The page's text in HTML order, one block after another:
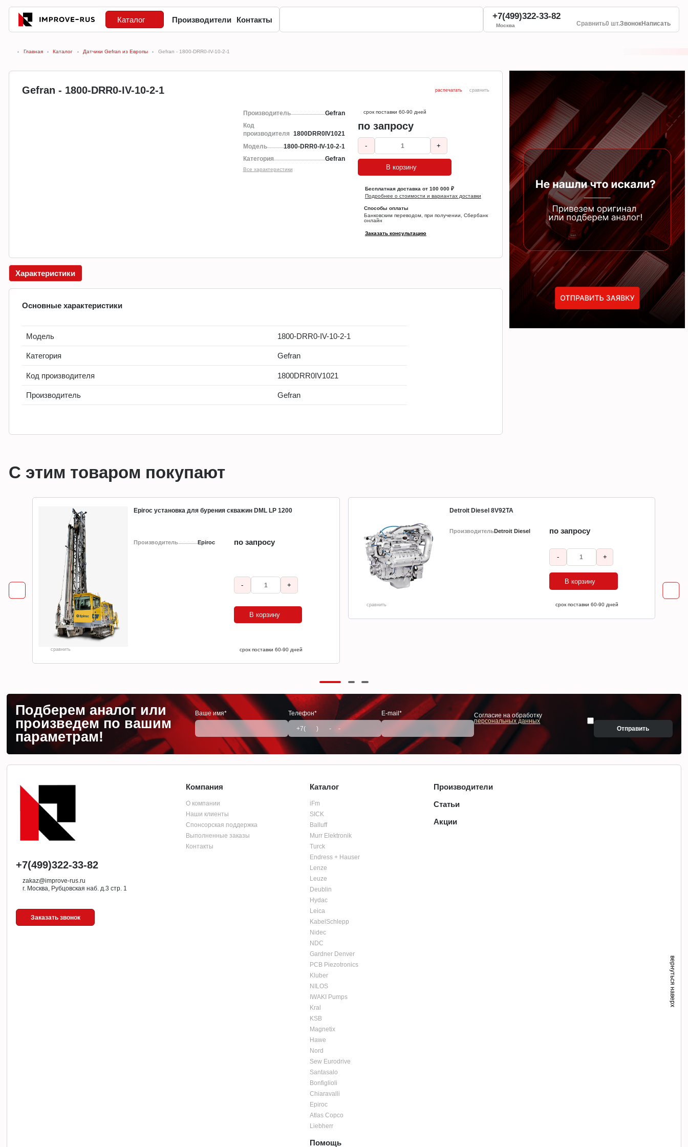
Каталог Производители Контакты +7(499)322-33-82
Москва Сравнить0 шт.ЗвонокНаписать
Главная Каталог Датчики Gefran из Европы Gefran - 1800-DRR0-IV-10-2-1
Gefran - 1800-DRR0-IV-10-2-1 распечатать сравнить
Производитель
Gefran
Код
производителя
1800DRR0IV1021
Модель
1800-DRR0-IV-10-2-1
Категория
Gefran
Все характеристики
срок поставки 60-90 дней
по запросу
- +
В корзину
Бесплатная доставка от 100 000 ₽
Подробнее о стоимости и вариантах доставки
Способы оплаты
Банковским переводом, при получении, Сбербанк
онлайн
Заказать консультацию
Характеристики
Основные характеристики
Модель 1800-DRR0-IV-10-2-1
Категория Gefran
Код производителя 1800DRR0IV1021
Производитель Gefran
С этим товаром покупают
Epiroc установка для бурения скважин DML LP 1200
Производитель Epiroc по запросу
срок поставки 60-90 дней
- +
В корзину
сравнить
Detroit Diesel 8V92TA
ПроизводительDetroit Diesel по запросу
срок поставки 60-90 дней
- +
В корзину
сравнить
Подберем аналог или
произведем по вашим
параметрам!
Ваше имя* Телефон* E-mail*
Согласие на обработку
персональных данных
Отправить
+7(499)322-33-82
zakaz@improve-rus.ru
г. Москва, Рубцовская наб. д.3 стр. 1
Заказать звонок
Компания
О компании
Наши клиенты
Спонсорская поддержка
Выполненные заказы
Контакты
Каталог
iFm
SICK
Balluff
Murr Elektronik
Turck
Endress + Hauser
Lenze
Leuze
Deublin
Hydac
Leica
KabelSchlepp
Nidec
NDC
Gardner Denver
PCB Piezotronics
Kluber
NILOS
IWAKI Pumps
Kral
KSB
Magnetix
Hawe
Nord
Sew Eurodrive
Santasalo
Bonfiglioli
Chiaravalli
Epiroc
Atlas Copco
Liebherr
Помощь
Производители
Статьи
Акции
вернуться наверх